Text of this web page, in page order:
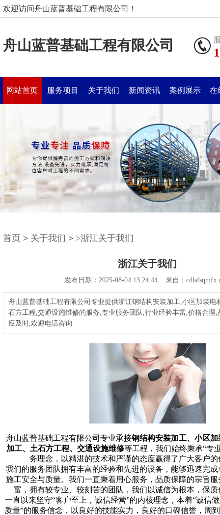
欢迎访问舟山蓝普基础工程有限公司！
舟山蓝普基础工程有限公司
网站首页 服务项目 关于我们 新闻资讯 案例展示 在
首页 > 关于我们 > >浙江关于我们
浙江关于我们
发布日期：2025-08-04 13:24:44 来自：
舟山蓝普基础工程有限公司专业提供浙江钢结构安装加工,小区加装电
石方工程,交通设施维修的服务,专业服务团队,行业经验丰富,价格合理
应及时,欢迎电话咨询
舟山蓝普基础工程有限公司专业承接钢结构安装加工、小区
加工、土石方工程、交通设施维修等工程，我们始终秉承“专
务理念，以精湛的技术和严谨的态度赢得了广大客户
我们的服务团队拥有丰富的经验和先进的设备，能够迅速完
施工安全与质量。我们一直秉着用心服务，品质保障的宗旨
富，拥有较专业、较刻苦的团队，我们以诚信为根本，保
一直以来坚守“客户至上，诚信经营”的内核理念，本着“诚信
质量”的服务信念，以良好的技能实力，良好的口碑信誉，周